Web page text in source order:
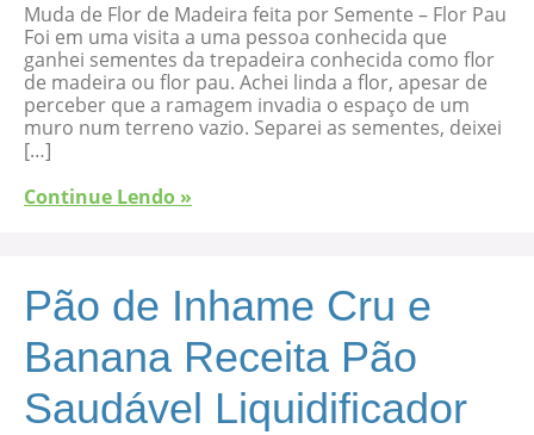
Muda de Flor de Madeira feita por Semente – Flor Pau
Foi em uma visita a uma pessoa conhecida que
ganhei sementes da trepadeira conhecida como flor
de madeira ou flor pau. Achei linda a flor, apesar de
perceber que a ramagem invadia o espaço de um
muro num terreno vazio. Separei as sementes, deixei
[…]
Continue Lendo »
Pão de Inhame Cru e
Banana Receita Pão
Saudável Liquidificador